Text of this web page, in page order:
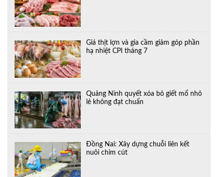
Giá thịt lợn và gia cầm giảm góp phần
hạ nhiệt CPI tháng 7
Quảng Ninh quyết xóa bỏ giết mổ nhỏ
lẻ không đạt chuẩn
Đồng Nai: Xây dựng chuỗi liên kết
nuôi chim cút